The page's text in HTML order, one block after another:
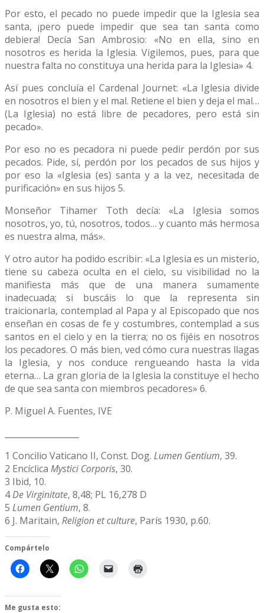
Por esto, el pecado no puede impedir que la Iglesia sea
santa, ¡pero puede impedir que sea tan santa como
debiera! Decía San Ambrosio: «No en ella, sino en
nosotros es herida la Iglesia. Vigilemos, pues, para que
nuestra falta no constituya una herida para la Iglesia» 4.
Así pues concluía el Cardenal Journet: «La Iglesia divide
en nosotros el bien y el mal. Retiene el bien y deja el mal…
(La Iglesia) no está libre de pecadores, pero está sin
pecado».
Por eso no es pecadora ni puede pedir perdón por sus
pecados. Pide, sí, perdón por los pecados de sus hijos y
por eso la «Iglesia (es) santa y a la vez, necesitada de
purificación» en sus hijos 5.
Monseñor Tihamer Toth decía: «La Iglesia somos
nosotros, yo, tú, nosotros, todos… y cuanto más hermosa
es nuestra alma, más».
Y otro autor ha podido escribir: «La Iglesia es un misterio,
tiene su cabeza oculta en el cielo, su visibilidad no la
manifiesta más que de una manera sumamente
inadecuada; si buscáis lo que la representa sin
traicionarla, contemplad al Papa y al Episcopado que nos
enseñan en cosas de fe y costumbres, contemplad a sus
santos en el cielo y en la tierra; no os fijéis en nosotros
los pecadores. O más bien, ved cómo cura nuestras llagas
la Iglesia, y nos conduce rengueando hasta la vida
eterna… La gran gloria de la Iglesia la constituye el hecho
de que sea santa con miembros pecadores» 6.
P. Miguel A. Fuentes, IVE
1 Concilio Vaticano II, Const. Dog. Lumen Gentium, 39.
2 Encíclica Mystici Corporis, 30.
3 Ibid, 10.
4De Virginitate, 8,48; PL 16,278 D
5 Lumen Gentium, 8.
6 J. Maritain, Religion et culture, París 1930, p.60.
Compártelo
Me gusta esto: